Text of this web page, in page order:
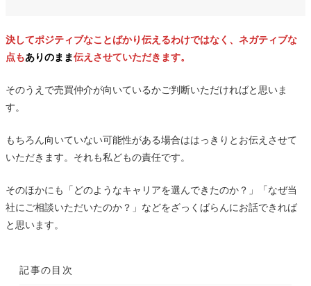
決してポジティブなことばかり伝えるわけではなく、ネガティブな
点もありのまま伝えさせていただきます。
そのうえで売買仲介が向いているかご判断いただければと思いま
す。
もちろん向いていない可能性がある場合ははっきりとお伝えさせて
いただきます。それも私どもの責任です。
そのほかにも「どのようなキャリアを選んできたのか？」「なぜ当
社にご相談いただいたのか？」などをざっくばらんにお話できれば
と思います。
記事の目次